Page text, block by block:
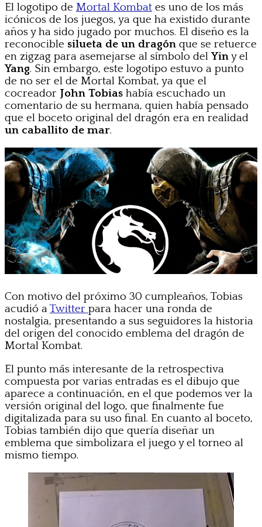
El logotipo de Mortal Kombat es uno de los más
icónicos de los juegos, ya que ha existido durante
años y ha sido jugado por muchos. El diseño es la
reconocible silueta de un dragón que se retuerce
en zigzag para asemejarse al símbolo delYiny el
Yang. Sin embargo, este logotipo estuvo a punto
de no ser el de Mortal Kombat, ya que el
cocreador John Tobias había escuchado un
comentario de su hermana, quien había pensado
que el boceto original del dragón era en realidad
un caballito de mar.
Con motivo del próximo 30 cumpleaños, Tobias
acudió aTwitter para hacer una ronda de
nostalgia, presentando a sus seguidores la historia
del origen del conocido emblema del dragón de
Mortal Kombat.
El punto más interesante de la retrospectiva
compuesta por varias entradas es el dibujo que
aparece a continuación, en el que podemos ver la
versión original del logo, que finalmente fue
digitalizada para su uso final. En cuanto al boceto,
Tobias también dijo que quería diseñar un
emblema que simbolizara el juego y el torneo al
mismo tiempo.